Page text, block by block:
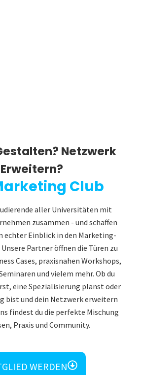
Netzwerk
Erweitern?
Club
aller Universitäten mit
zusammen - und schaffen
echter Einblick in den Marketing-
Partner öffnen die Türen zu
Cases, praxisnahen Workshops,
und vielem mehr. Ob du
eine Spezialisierung planst oder
bist und dein Netzwerk erweitern
findest du die perfekte Mischung
Praxis und Community.
WERDEN